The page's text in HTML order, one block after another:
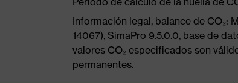
Información legal, balance de CO₂:
14067), SimaPro 9.5.0.0, base de
valores CO₂ especificados son
permanentes.